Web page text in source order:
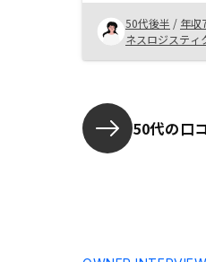
入を検討されて
いい物件を探すの
す。プランニング
ンがあれば良いで
50代後半 / 年収
ネスロジスティ
50代の口